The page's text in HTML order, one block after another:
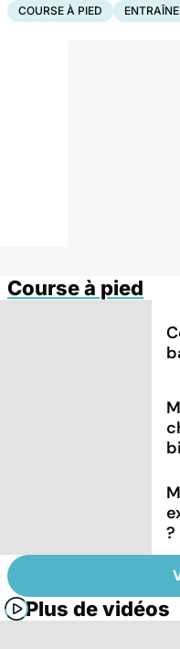
COURSE À PIED
Course à pied
?
Plus de vidéos